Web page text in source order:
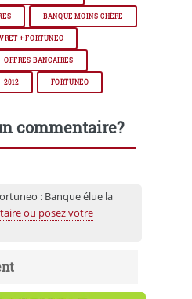
BANQUE MOINS CHÈRE
+ FORTUNEO
OFFRES BANCAIRES
2012 FORTUNEO
commentaire?
: Banque élue la
ou posez votre